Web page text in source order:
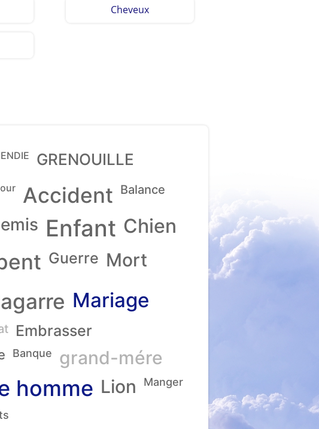
Cheveux
GRENOUILLE
Accident Balance
Enfant Chien
Guerre Mort
Mariage
Embrasser
Banque grand-mére
homme Lion Manger